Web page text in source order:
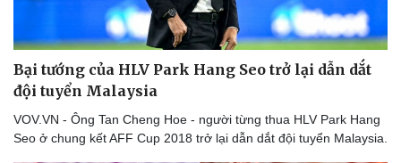
Bại tướng của HLV Park Hang Seo trở lại dẫn dắt
đội tuyển Malaysia
VOV.VN - Ông Tan Cheng Hoe - người từng thua HLV Park Hang
Seo ở chung kết AFF Cup 2018 trở lại dẫn dắt đội tuyển Malaysia.